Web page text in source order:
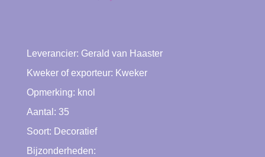
Leverancier: Gerald van Haaster
Kweker of exporteur: Kweker
Opmerking: knol
Aantal: 35
Soort: Decoratief
Bijzonderheden: